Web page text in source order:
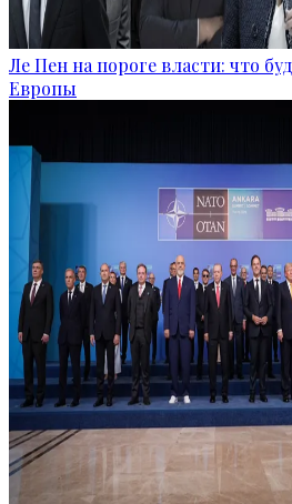
Ле Пен на пороге власти: что
Европы